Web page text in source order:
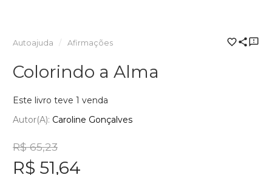
Autoajuda Afirmações
Colorindo a Alma
Este livro teve 1 venda
Autor(a): Caroline Gonçalves
R$ 65,23
R$ 51,64